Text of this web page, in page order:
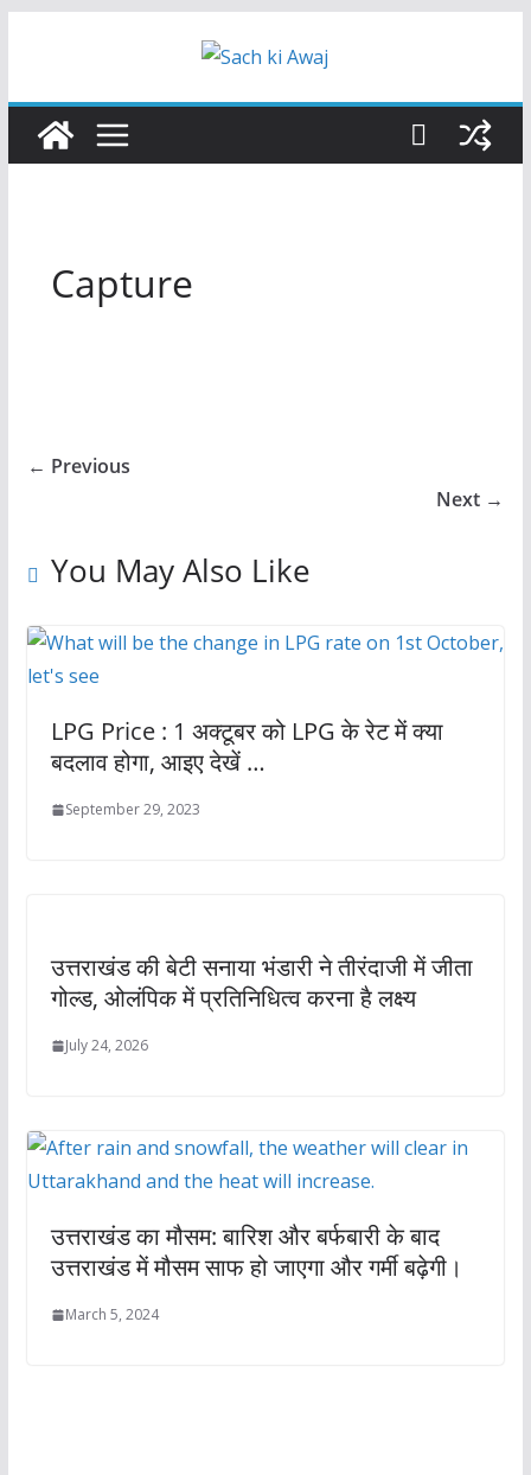
Capture
← Previous
Next →
You May Also Like
LPG Price : 1 अक्टूबर को LPG के रेट में क्या
बदलाव होगा, आइए देखें …
September 29, 2023
उत्तराखंड की बेटी सनाया भंडारी ने तीरंदाजी में जीता
गोल्ड, ओलंपिक में प्रतिनिधित्व करना है लक्ष्य
July 24, 2026
उत्तराखंड का मौसम: बारिश और बर्फबारी के बाद
उत्तराखंड में मौसम साफ हो जाएगा और गर्मी बढ़ेगी।
March 5, 2024